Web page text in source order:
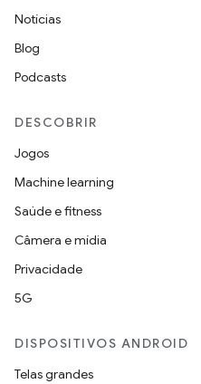
Notícias
Blog
Podcasts
DESCOBRIR
Jogos
Machine learning
Saúde e fitness
Câmera e mídia
Privacidade
5G
DISPOSITIVOS ANDROID
Telas grandes